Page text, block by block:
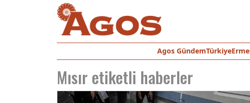
Agos GündemTürkiye
Mısır etiketli haberler